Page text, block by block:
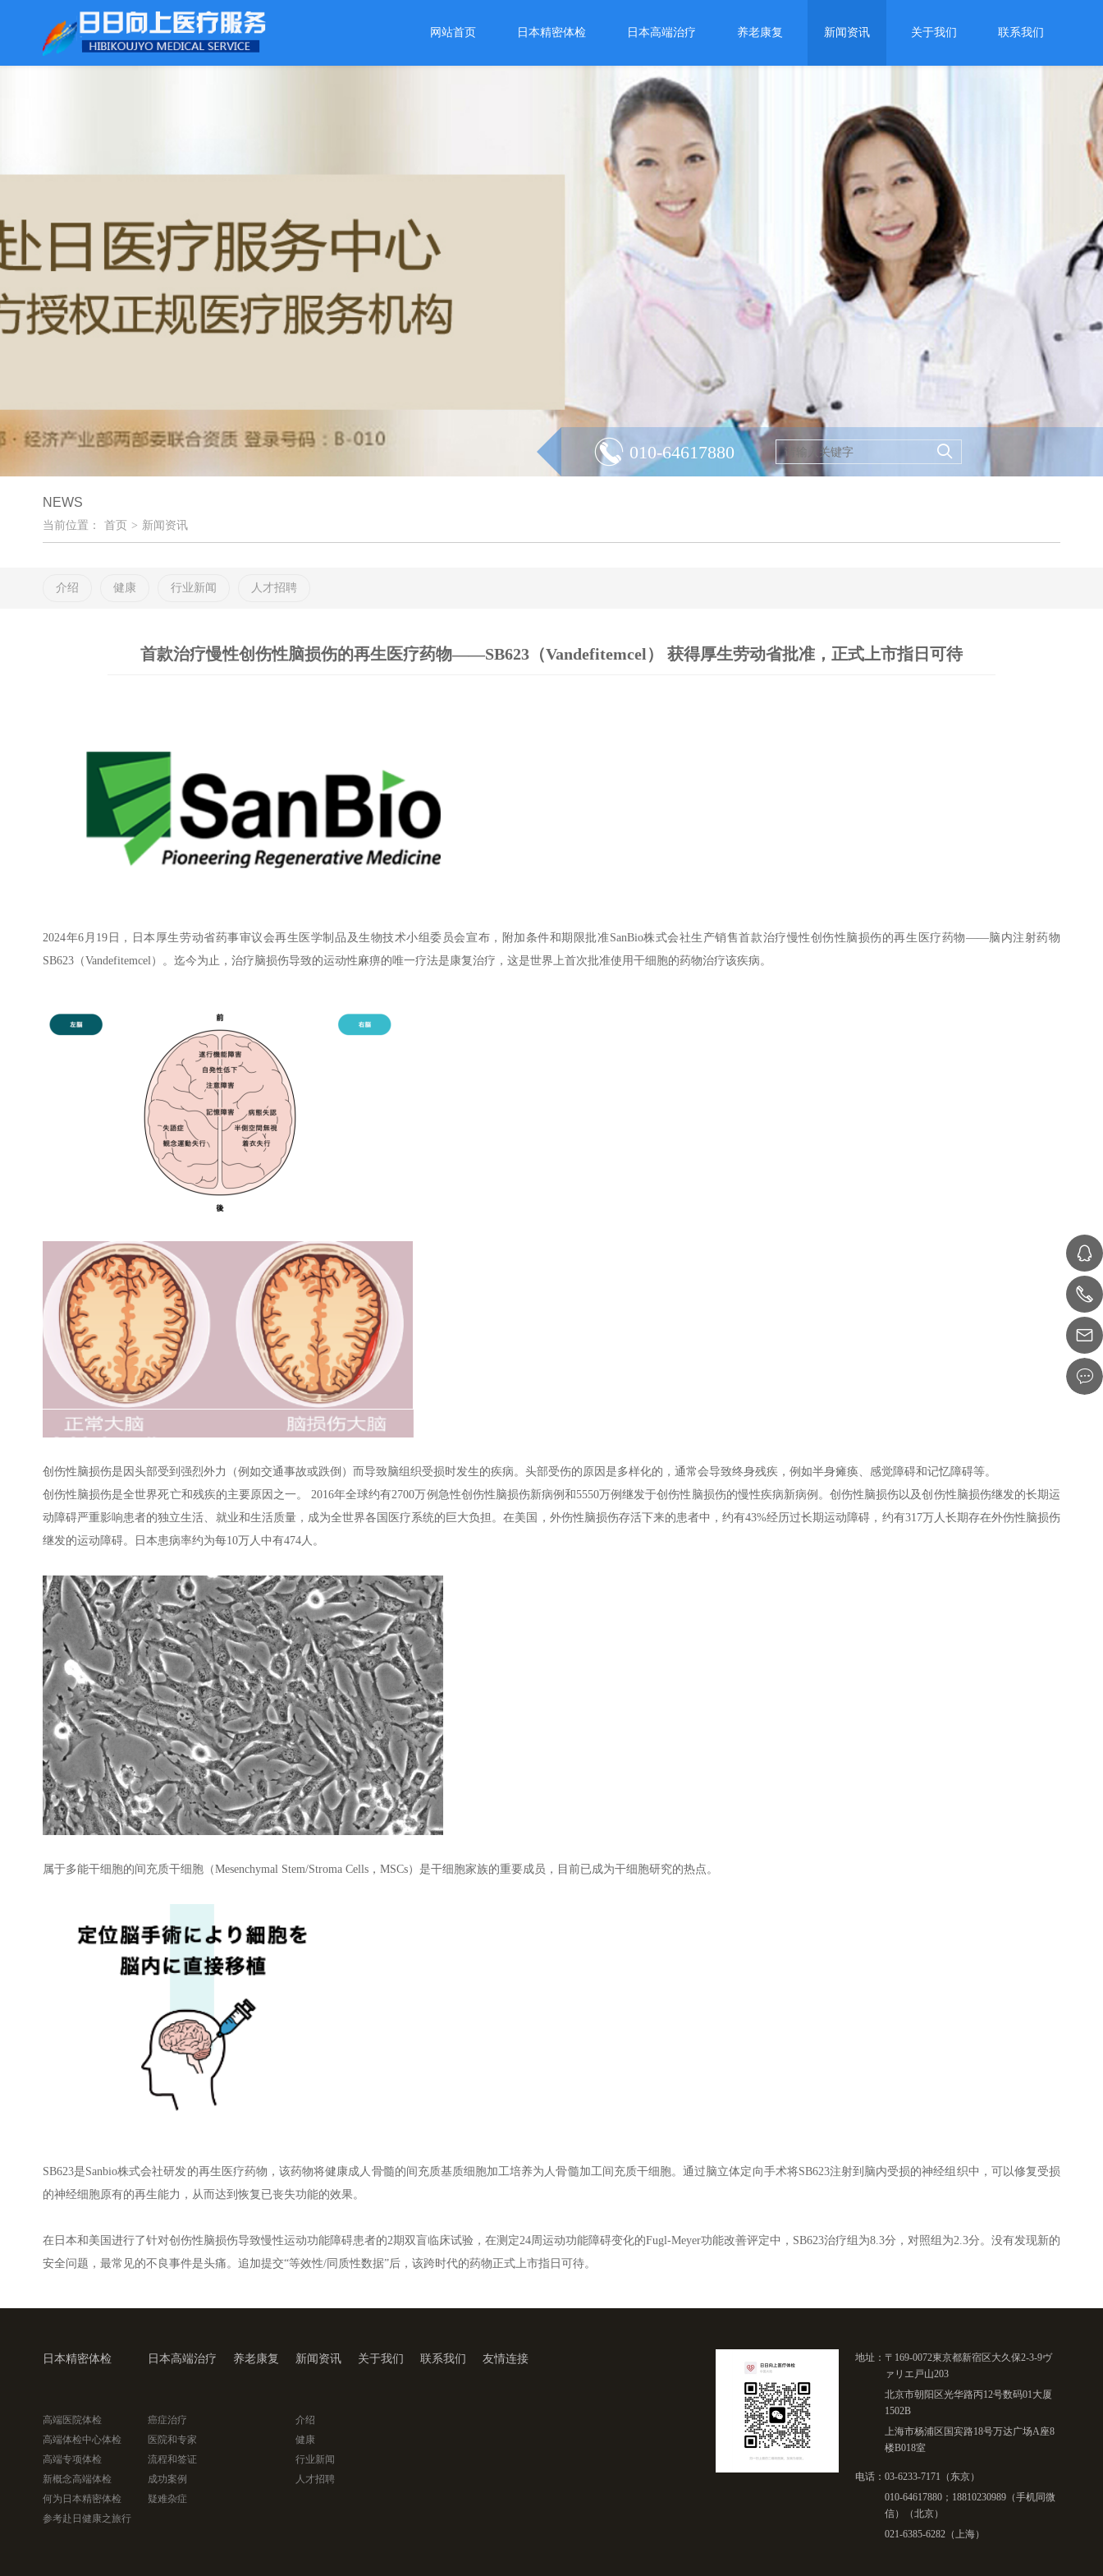
网站首页 日本精密体检 日本高端治疗 养老康复 新闻资讯 关于我们 联系我们
010-64617880
NEWS
当前位置： 首页 > 新闻资讯
介绍 健康 行业新闻 人才招聘
首款治疗慢性创伤性脑损伤的再生医疗药物——SB623（Vandefitemcel） 获得厚生劳动省批准，正式上市指日可待
2024年6月19日，日本厚生劳动省药事审议会再生医学制品及生物技术小组委员会宣布，附加条件和期限批准SanBio株式会社生产销售首款治疗慢性创伤性脑损伤的再生医疗药物——脑内注射药物
SB623（Vandefitemcel）。迄今为止，治疗脑损伤导致的运动性麻痹的唯一疗法是康复治疗，这是世界上首次批准使用干细胞的药物治疗该疾病。
创伤性脑损伤是因头部受到强烈外力（例如交通事故或跌倒）而导致脑组织受损时发生的疾病。头部受伤的原因是多样化的，通常会导致终身残疾，例如半身瘫痪、感觉障碍和记忆障碍等。
创伤性脑损伤是全世界死亡和残疾的主要原因之一。 2016年全球约有2700万例急性创伤性脑损伤新病例和5550万例继发于创伤性脑损伤的慢性疾病新病例。创伤性脑损伤以及创伤性脑损伤继发的长期运
动障碍严重影响患者的独立生活、就业和生活质量，成为全世界各国医疗系统的巨大负担。在美国，外伤性脑损伤存活下来的患者中，约有43%经历过长期运动障碍，约有317万人长期存在外伤性脑损伤
继发的运动障碍。日本患病率约为每10万人中有474人。
属于多能干细胞的间充质干细胞（Mesenchymal Stem/Stroma Cells，MSCs）是干细胞家族的重要成员，目前已成为干细胞研究的热点。
SB623是Sanbio株式会社研发的再生医疗药物，该药物将健康成人骨髓的间充质基质细胞加工培养为人骨髓加工间充质干细胞。通过脑立体定向手术将SB623注射到脑内受损的神经组织中，可以修复受损
的神经细胞原有的再生能力，从而达到恢复已丧失功能的效果。
在日本和美国进行了针对创伤性脑损伤导致慢性运动功能障碍患者的2期双盲临床试验，在测定24周运动功能障碍变化的Fugl-Meyer功能改善评定中，SB623治疗组为8.3分，对照组为2.3分。没有发现新的
安全问题，最常见的不良事件是头痛。追加提交“等效性/同质性数据”后，该跨时代的药物正式上市指日可待。
日本精密体检
高端医院体检
高端体检中心体检
高端专项体检
新概念高端体检
何为日本精密体检
参考赴日健康之旅行
日本高端治疗
癌症治疗
医院和专家
流程和签证
成功案例
疑难杂症
养老康复 新闻资讯
介绍
健康
行业新闻
人才招聘
关于我们 联系我们 友情连接 地址： 〒169-0072東京都新宿区大久保2-3-9ヴ
ァリエ戸山203
北京市朝阳区光华路丙12号数码01大厦
1502B
上海市杨浦区国宾路18号万达广场A座8
楼B018室
电话： 03-6233-7171（东京）
010-64617880；18810230989（手机同微
信）（北京）
021-6385-6282（上海）